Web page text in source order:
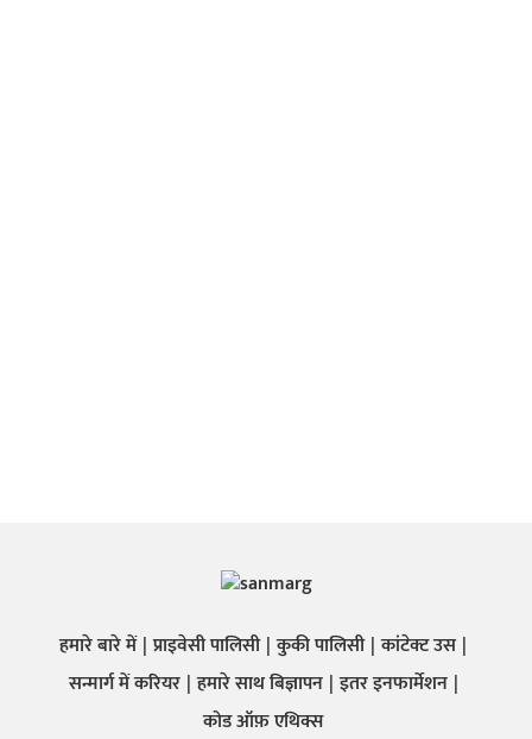
हमारे बारे में प्राइवेसी पालिसी कुकी पालिसी कांटेक्ट उस
सन्मार्ग में करियर हमारे साथ बिज्ञापन इतर इनफार्मेशन
कोड ऑफ़ एथिक्स